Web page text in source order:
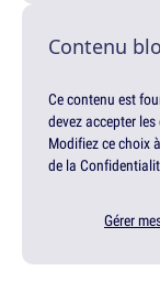
Contenu
Ce contenu est
devez accepter
Modifiez ce choix
de la
Gérer